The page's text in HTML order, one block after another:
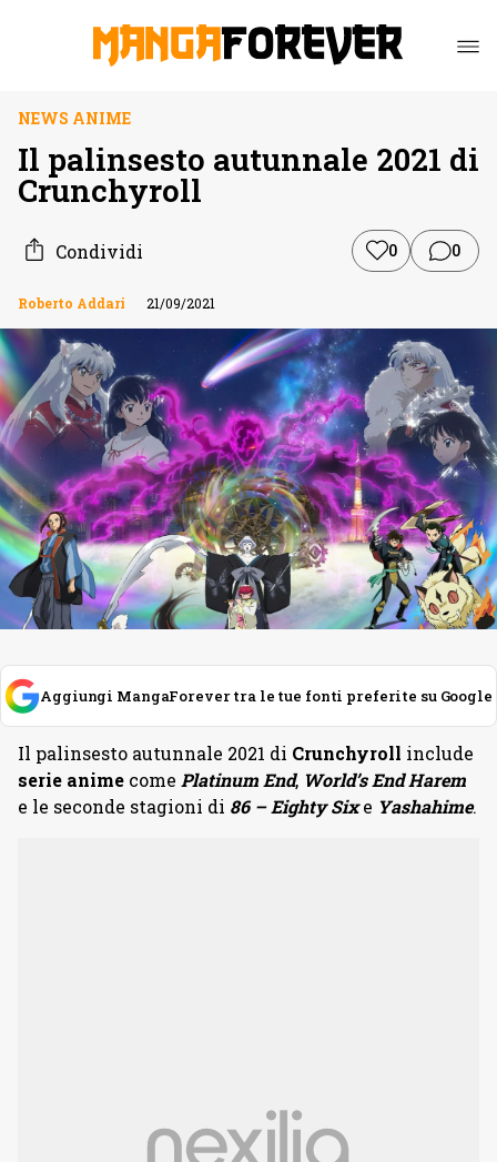
NEWS ANIME
Il palinsesto autunnale 2021 di
Crunchyroll
Condividi 0 0
Roberto Addari 21/09/2021
Aggiungi MangaForever tra le tue fonti preferite su Google
Il palinsesto autunnale 2021 di Crunchyroll include
serie anime come Platinum End, World’s End Harem
e le seconde stagioni di 86 – Eighty Six e Yashahime.